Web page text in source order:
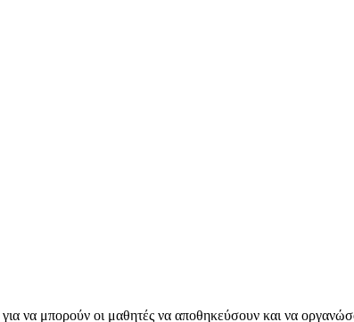
να μπορούν οι μαθητές να αποθηκεύσουν και να